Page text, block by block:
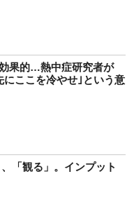
果的…熱中症研究者が
にここを冷やせ｣という意
「観る」。インプット